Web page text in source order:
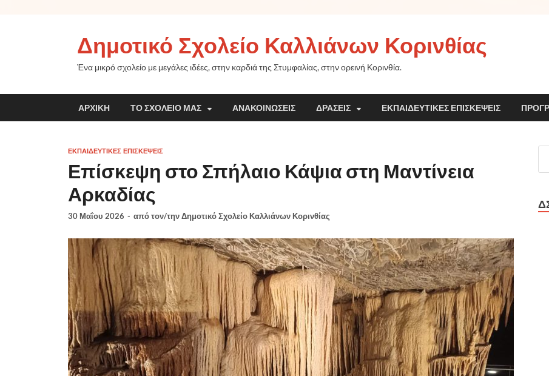
Δημοτικό Σχολείο Καλλιάνων Κορινθίας
Ένα μικρό σχολείο με μεγάλες ιδέες, στην καρδιά της Στυμφαλίας, στην ορεινή Κορινθία.
ΑΡΧΙΚΉ ΤΟ ΣΧΟΛΕΊΟ ΜΑΣ ΑΝΑΚΟΙΝΏΣΕΙΣ ΔΡΆΣΕΙΣ ΕΚΠΑΙΔΕΥΤΙΚΈΣ ΕΠΙΣΚΈΨΕΙΣ
ΕΚΠΑΙΔΕΥΤΙΚΈΣ ΕΠΙΣΚΈΨΕΙΣ
Επίσκεψη στο Σπήλαιο Κάψια στη Μαντίνεια
Αρκαδίας
30 Μαΐου 2026 - από τον/τηνΔημοτικό Σχολείο Καλλιάνων Κορινθίας